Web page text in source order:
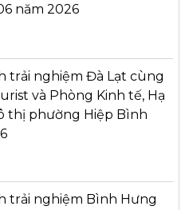
năm 2026
trải nghiệm Đà Lạt cùng
và Phòng Kinh tế, Hạ
thị phường Hiệp Bình
trải nghiệm Bình Hưng